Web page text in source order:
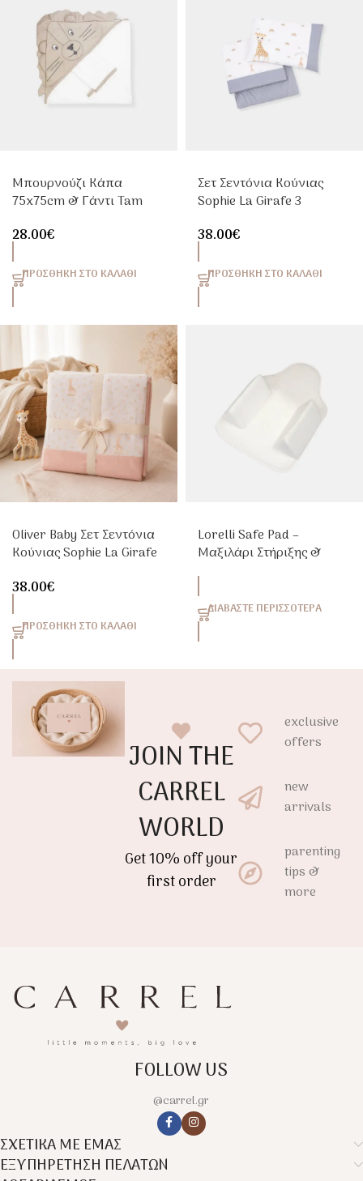
Μπουρνούζι Κάπα
75x75cm & Γάντι Tam
28.00€
ΠΡΟΣΘΉΚΗ ΣΤΟ ΚΑΛΆΘΙ
Σετ Σεντόνια Κούνιας
Sophie La Girafe 3
Μπλε
38.00€
ΠΡΟΣΘΉΚΗ ΣΤΟ ΚΑΛΆΘΙ
Oliver Baby Σετ Σεντόνια
Κούνιας Sophie La Girafe
38.00€
ΠΡΟΣΘΉΚΗ ΣΤΟ ΚΑΛΆΘΙ
Lorelli Safe Pad –
Μαξιλάρι Στήριξης &
Πλευρικής Θέσης Ύπνου
ΔΙΑΒΆΣΤΕ ΠΕΡΙΣΣΌΤΕΡΑ
JOIN THE
CARREL
WORLD
Get 10% off your
first order
exclusive
offers
new
arrivals
parenting
tips &
more
FOLLOW US
@carrel.gr
ΣΧΕΤΙΚΑ ΜΕ ΕΜΑΣ
ΕΞΥΠΗΡΕΤΗΣΗ ΠΕΛΑΤΩΝ